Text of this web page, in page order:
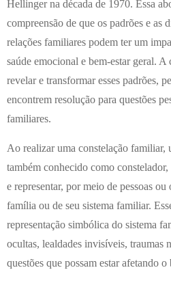
Hellinger na década de 1970. Essa
compreensão de que os padrões e as
relações familiares podem ter um
saúde emocional e bem-estar geral.
revelar e transformar esses padrões,
encontrem resolução para questões
familiares.
Ao realizar uma constelação familiar,
também conhecido como
e representar, por meio de pessoas
família ou de seu sistema familiar.
representação simbólica do sistema
ocultas, lealdades invisíveis, traumas
questões que possam estar afetando